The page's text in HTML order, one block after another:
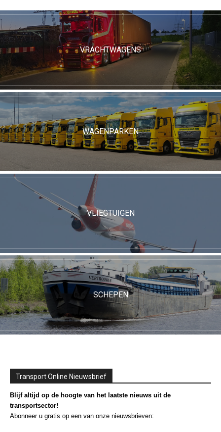
VRACHTWAGENS
WAGENPARKEN
VLIEGTUIGEN
SCHEPEN
Transport Online Nieuwsbrief
Blijf altijd op de hoogte van het laatste nieuws uit de
transportsector!
Abonneer u gratis op een van onze nieuwsbrieven: